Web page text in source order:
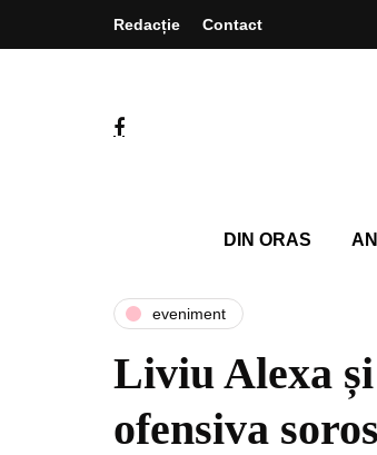
Redacție Contact
DIN ORAS
eveniment
Liviu Alexa
ofensiva